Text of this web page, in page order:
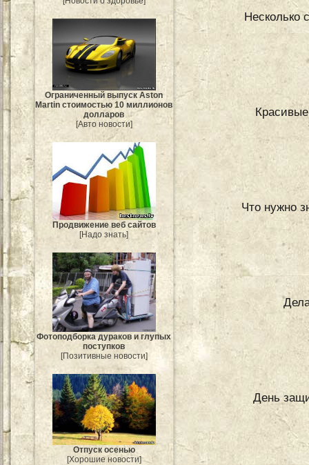
Ограниченный выпуск Aston
Martin стоимостью 10 миллионов
долларов
[Авто новости]
Продвижение веб сайтов
[Надо знать]
Фотоподборка дураков и глупых
поступков
[Позитивные новости]
Отпуск осенью
[Хорошие новости]
Несколько
Что нужно
День